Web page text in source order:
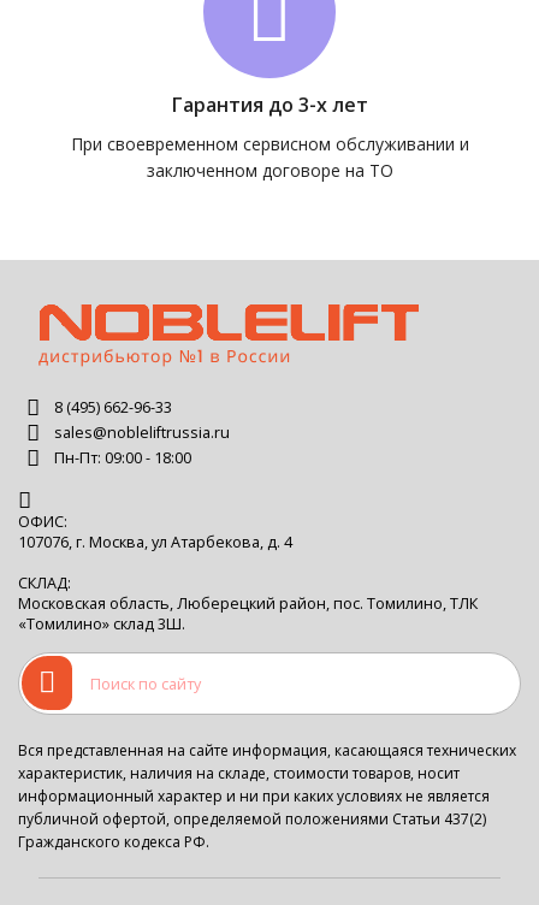
Гарантия до 3-х лет
При своевременном сервисном обслуживании и
заключенном договоре на ТО
8 (495) 662-96-33
sales@nobleliftrussia.ru
Пн-Пт: 09:00 - 18:00
ОФИС:
107076, г. Москва, ул Атарбекова, д. 4
СКЛАД:
Московская область, Люберецкий район, пос. Томилино, ТЛК
«Томилино» склад 3Ш.
Вся представленная на сайте информация, касающаяся технических
характеристик, наличия на складе, стоимости товаров, носит
информационный характер и ни при каких условиях не является
публичной офертой, определяемой положениями Статьи 437(2)
Гражданского кодекса РФ.